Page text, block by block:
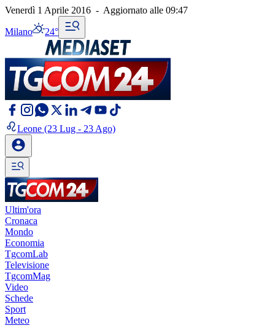
Venerdì 1 Aprile 2016 - Aggiornato alle 09:47
Milano 24°
Leone (23 Lug - 23 Ago)
Ultim'ora
Cronaca
Mondo
Economia
TgcomLab
Televisione
TgcomMag
Video
Schede
Sport
Meteo